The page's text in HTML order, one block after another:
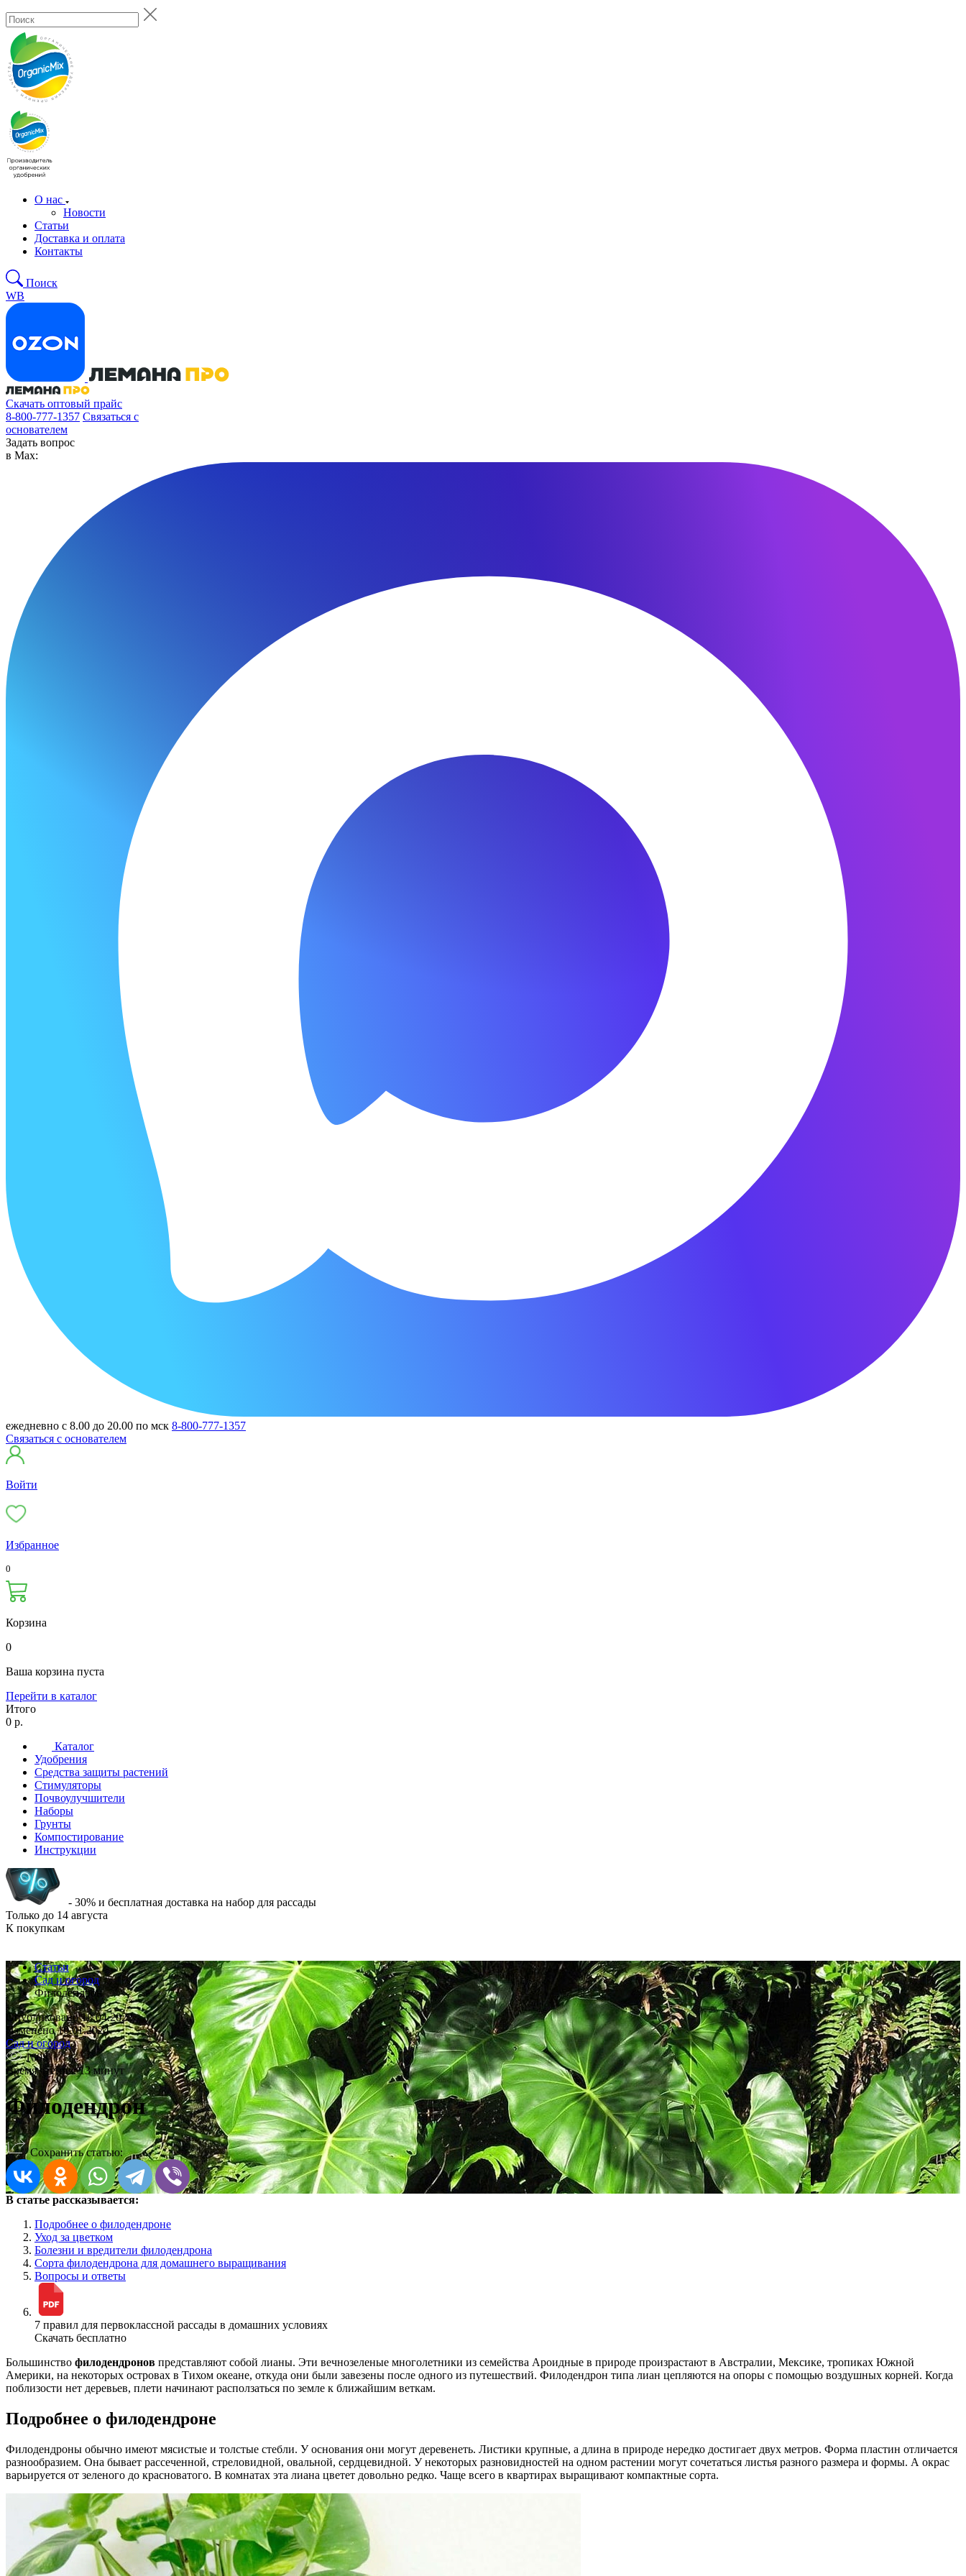
О нас
Новости
Статьи
Доставка и оплата
Контакты
Поиск
WB
Скачать оптовый прайс
8-800-777-1357 Связаться с
основателем
Задать вопрос
в Max:
ежедневно с 8.00 до 20.00 по мск 8-800-777-1357
Связаться с основателем
Войти
Избранное
0
Корзина
0
Ваша корзина пуста
Перейти в каталог
Итого
0 р.
Каталог
Удобрения
Средства защиты растений
Стимуляторы
Почвоулучшители
Наборы
Грунты
Компостирование
Инструкции
- 30% и бесплатная доставка на набор для рассады
Только до 14 августа
К покупкам
Статьи
Сад и огород
Филодендрон
Опубликовано 18.04.2022
Изменено 10.01.2024
Сад и огород
1608
Время чтения: 13 минут
Филодендрон
Сохранить статью:
В статье рассказывается:
Подробнее о филодендроне
Уход за цветком
Болезни и вредители филодендрона
Сорта филодендрона для домашнего выращивания
Вопросы и ответы
7 правил для первоклассной рассады в домашних условиях
Скачать бесплатно
Большинство филодендронов представляют собой лианы. Эти вечнозеленые многолетники из семейства Ароидные в природе произрастают в Австралии, Мексике, тропиках Южной
Америки, на некоторых островах в Тихом океане, откуда они были завезены после одного из путешествий. Филодендрон типа лиан цепляются на опоры с помощью воздушных корней. Когда
поблизости нет деревьев, плети начинают расползаться по земле к ближайшим веткам.
Подробнее о филодендроне
Филодендроны обычно имеют мясистые и толстые стебли. У основания они могут деревенеть. Листики крупные, а длина в природе нередко достигает двух метров. Форма пластин отличается
разнообразием. Она бывает рассеченной, стреловидной, овальной, сердцевидной. У некоторых разновидностей на одном растении могут сочетаться листья разного размера и формы. А окрас
варьируется от зеленого до красноватого. В комнатах эта лиана цветет довольно редко. Чаще всего в квартирах выращивают компактные сорта.